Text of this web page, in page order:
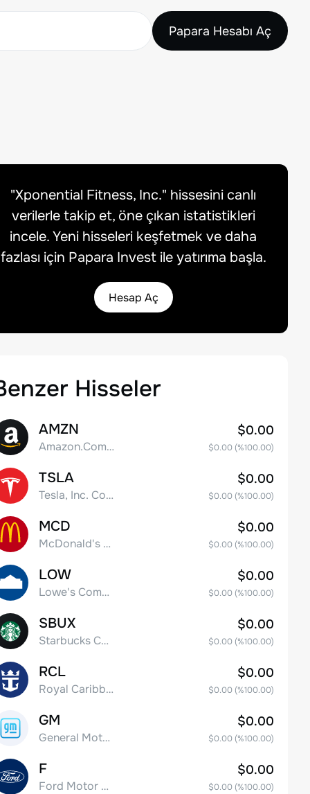
Papara Hesabı Aç
"Xponential Fitness, Inc." hissesini canlı
verilerle takip et, öne çıkan istatistikleri
incele. Yeni hisseleri keşfetmek ve daha
fazlası için Papara Invest ile yatırıma başla.
Hesap Aç
Hisseler
AMZN
Amazon.Com Inc
$0.00
$0.00(%100.00)
TSLA
Tesla, Inc. Common Stock
$0.00
$0.00(%100.00)
MCD
McDonald's Corporation
$0.00
$0.00(%100.00)
LOW
Lowe's Companies Inc.
$0.00
$0.00(%100.00)
SBUX
Starbucks Corp
$0.00
$0.00(%100.00)
RCL
Royal Caribbean Group
$0.00
$0.00(%100.00)
GM
General Motors Company
$0.00
$0.00(%100.00)
F
Ford Motor Company
$0.00
$0.00(%100.00)